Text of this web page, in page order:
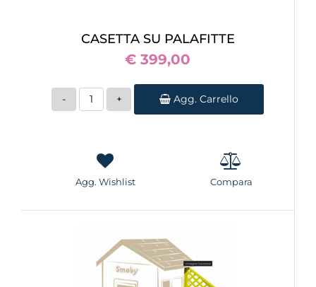
CASETTA SU PALAFITTE
€ 399,00
Quantità
Agg. Carrello
Agg. Wishlist Compara